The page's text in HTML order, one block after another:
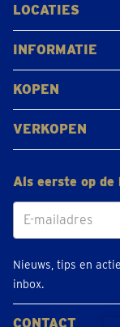
LOCATIES
Antwerpen
Brugge
Kapellen
Leuven
Mol
Schilde
Sint-Niklaas
Bekijk alle locaties
INFORMATIE
Veelgestelde vragen
Klantbeoordelingen
KOPEN
Goud kopen
Platina en
Zilver kopen
VERKOPEN
Gouden juwelen
Gouden munten
Gouden staven
Als eerste op de
Nieuws, tips en
inbox.
CONTACT